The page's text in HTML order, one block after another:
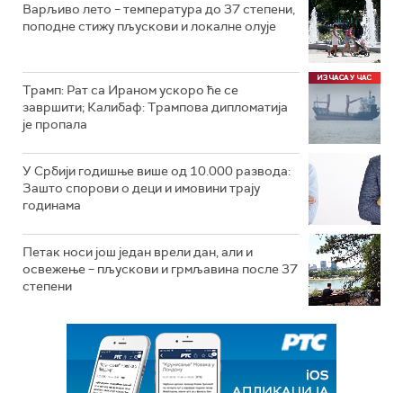
Варљиво лето – температура до 37 степени,
поподне стижу пљускови и локалне олује
Трамп: Рат са Ираном ускоро ће се
завршити; Калибаф: Трампова дипломатија
је пропала
У Србији годишње више од 10.000 развода:
Зашто спорови о деци и имовини трају
годинама
Петак носи још један врели дан, али и
освежење – пљускови и грмљавина после 37
степени